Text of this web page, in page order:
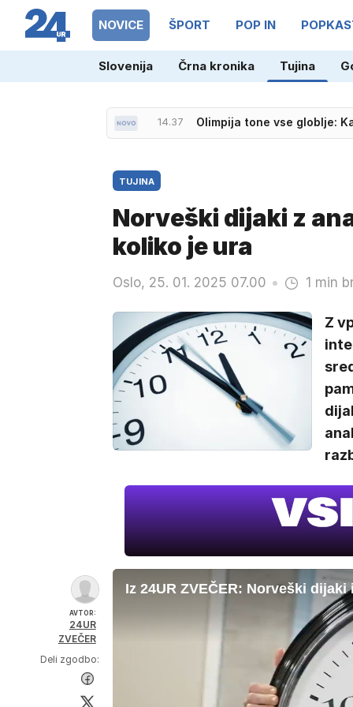
NOVICE ŠPORT POP IN
Slovenija Črna kronika Tujina
14.37 Olimpija tone vse globlje:
TUJINA
Norveški dijaki z
koliko je ura
Oslo, 25. 01. 2025 07.00 1 min
Z
AVTOR:
24UR
ZVEČER
Deli zgodbo:
Iz 24UR ZVEČER: Norveški